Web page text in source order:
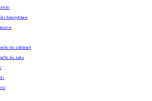
bezpyłowe
do zdobień
do żelu